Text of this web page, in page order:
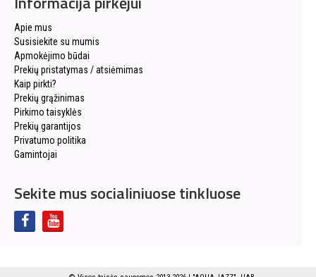
Apie mus
Susisiekite su mumis
Apmokėjimo būdai
Prekių pristatymas / atsiėmimas
Kaip pirkti?
Prekių grąžinimas
Pirkimo taisyklės
Prekių garantijos
Privatumo politika
Gamintojai
Sekite mus socialiniuose tinkluose